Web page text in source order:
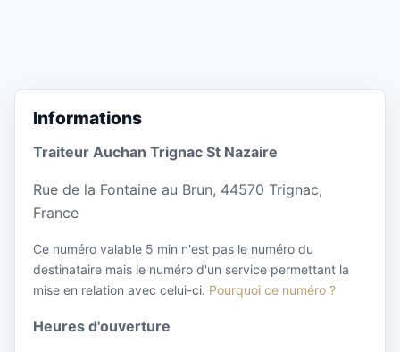
Informations
Traiteur Auchan Trignac St Nazaire
Rue de la Fontaine au Brun, 44570 Trignac,
France
Ce numéro valable 5 min n'est pas le numéro du
destinataire mais le numéro d'un service permettant la
mise en relation avec celui-ci. Pourquoi ce numéro ?
Heures d'ouverture